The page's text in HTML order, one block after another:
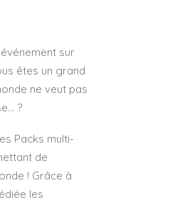
sur
êtes un grand
ne veut pas
?
Packs multi-
de
! Grâce à
les